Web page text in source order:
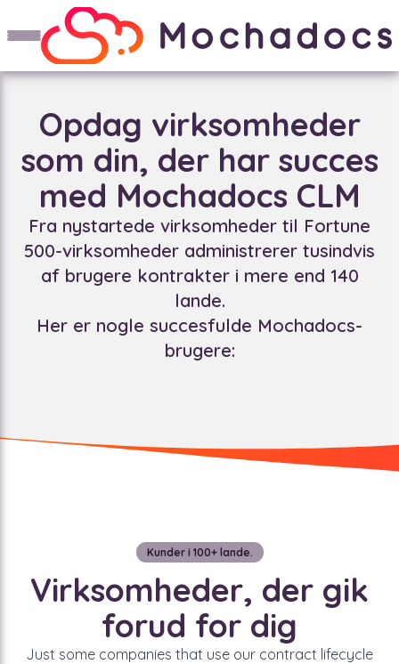
Opdag virksomheder
som din, der har succes
med Mochadocs CLM
Fra nystartede virksomheder til Fortune
500-virksomheder administrerer tusindvis
af brugere kontrakter i mere end 140
lande.
Her er nogle succesfulde Mochadocs-
brugere:
Kunder i 100+ lande.
Virksomheder, der gik
forud for dig
Just some companies that use our contract lifecycle